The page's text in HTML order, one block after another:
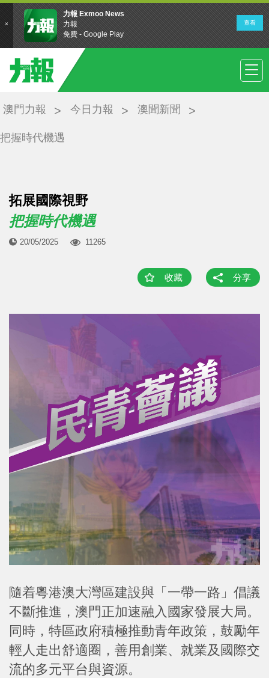
澳門力報 今日力報 澳聞新聞
把握時代機遇
拓展國際視野
把握時代機遇
20/05/2025 11265
收藏 分享
隨着粵港澳大灣區建設與「一帶一路」倡議
不斷推進，澳門正加速融入國家發展大局。
同時，特區政府積極推動青年政策，鼓勵年
輕人走出舒適圈，善用創業、就業及國際交
流的多元平台與資源。